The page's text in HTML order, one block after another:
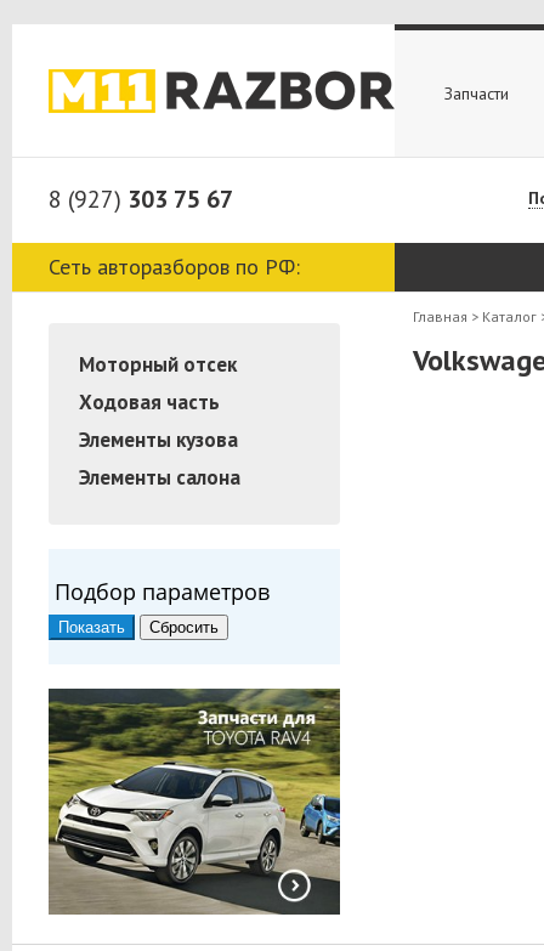
Запчасти
8 (927) 303 75 67
Сеть авторазборов по РФ:
Моторный отсек
Ходовая часть
Элементы кузова
Элементы салона
Подбор параметров
Главная > Каталог